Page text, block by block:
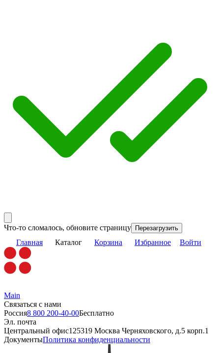
Что-то сломалось, обновите страницу Перезагрузить
Главная Каталог Корзина Избранное Войти
Main
Связаться с нами
Россия8 800 200-40-00Бесплатно
Эл. почта
Центральный офис125319 Москва Черняховского, д.5 корп.1
ДокументыПолитика конфиденциальности